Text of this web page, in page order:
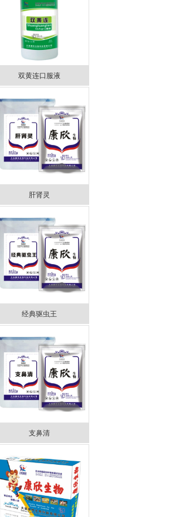
双黄连口服液
肝肾灵
经典驱虫王
支鼻清